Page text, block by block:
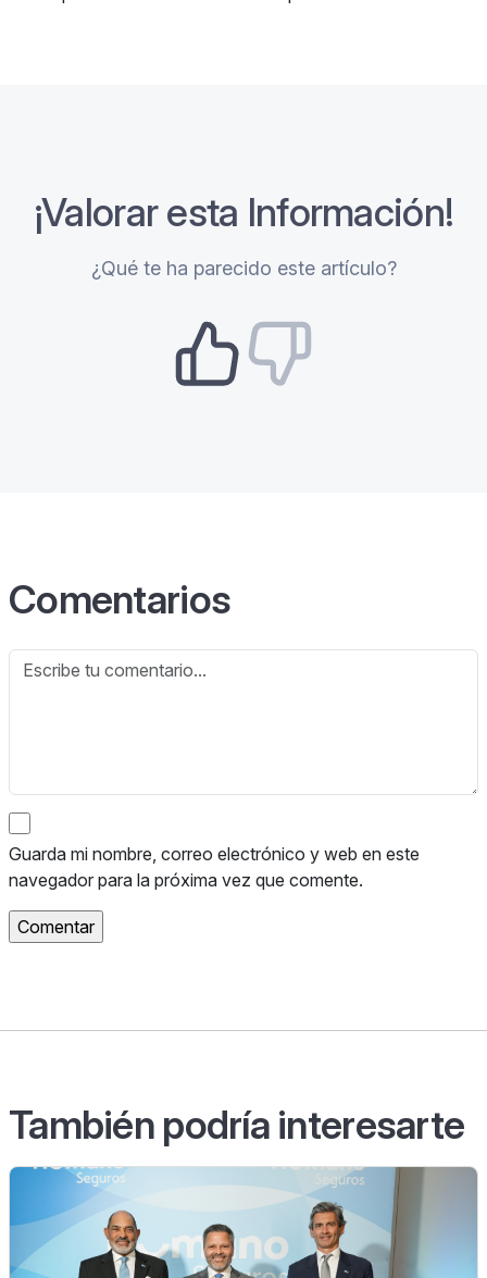
¡Valorar esta Información!
¿Qué te ha parecido este artículo?
Comentarios
Guarda mi nombre, correo electrónico y web en este
navegador para la próxima vez que comente.
También podría interesarte